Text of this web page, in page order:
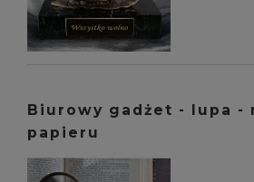
Biurowy gadżet - lupa -
papieru